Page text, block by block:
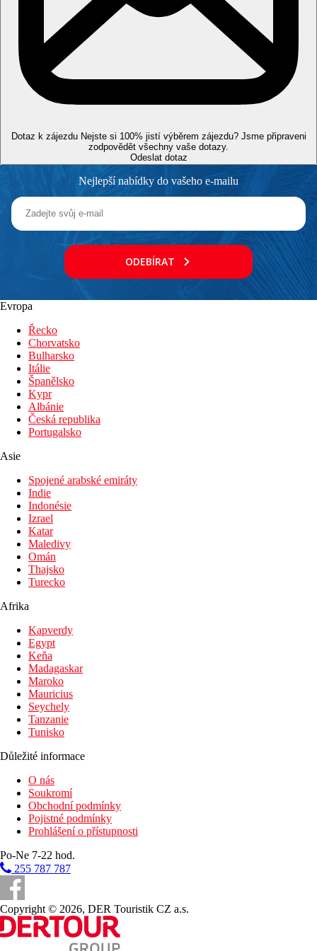
Maestral, Resort & Casino - Maestral, Resort & Casino
Oficiální kategorie
5*/*****
Poznámka
Vzdálenosti
2 km
Vzdálenost od nejbližšího letiště
Druh pláže
Lehátka a slunečníky na pláži zdarma
Bazény
Lehátka u bazénu
Slunečníky u bazénu
Fotogalerie
Dotaz k zájezdu Nejste si 100% jistí výběrem zájezdu? Jsme připraveni
zodpovědět všechny vaše dotazy.
Odeslat dotaz
Nejlepší nabídky do vašeho e-mailu
ODEBÍRAT
Evropa
Řecko
Chorvatsko
Bulharsko
Itálie
Španělsko
Kypr
Albánie
Česká republika
Portugalsko
Asie
Spojené arabské emiráty
Indie
Indonésie
Izrael
Katar
Maledivy
Omán
Thajsko
Turecko
Afrika
Kapverdy
Egypt
Keňa
Madagaskar
Maroko
Mauricius
Seychely
Tanzanie
Tunisko
Důležité informace
O nás
Soukromí
Obchodní podmínky
Pojistné podmínky
Prohlášení o přístupnosti
Po-Ne 7-22 hod.
255 787 787
Copyright © 2026, DER Touristik CZ a.s.